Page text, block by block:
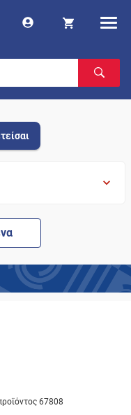
67808